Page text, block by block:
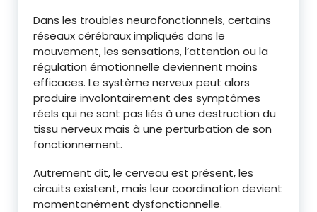
Dans les troubles neurofonctionnels, certains
réseaux cérébraux impliqués dans le
mouvement, les sensations, l’attention ou la
régulation émotionnelle deviennent moins
efficaces. Le système nerveux peut alors
produire involontairement des symptômes
réels qui ne sont pas liés à une destruction du
tissu nerveux mais à une perturbation de son
fonctionnement.
Autrement dit, le cerveau est présent, les
circuits existent, mais leur coordination devient
momentanément dysfonctionnelle.